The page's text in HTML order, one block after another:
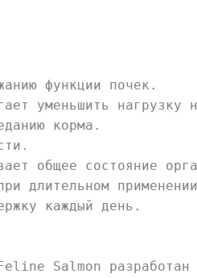
функции почек.
уменьшить нагрузку
корма.
общее состояние
длительном
каждый день.
Salmon разработан